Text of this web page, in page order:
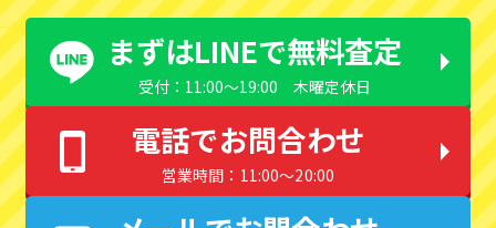
まずはLINEで無料査定
受付：11:00〜19:00 木曜定休日
電話でお問合わせ
営業時間：11:00〜20:00